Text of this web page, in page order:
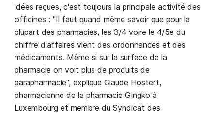
idées reçues, c'est toujours la principale activité des
officines : "Il faut quand même savoir que pour la
plupart des pharmacies, les 3/4 voire le 4/5e du
chiffre d'affaires vient des ordonnances et des
médicaments. Même si sur la surface de la
pharmacie on voit plus de produits de
parapharmacie", explique Claude Hostert,
pharmacienne de la pharmacie Gingko à
Luxembourg et membre du Syndicat des